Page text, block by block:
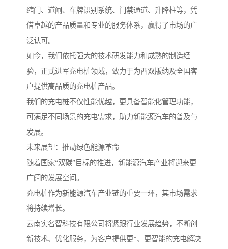
缩门、道闸、车牌识别系统、门禁通道、升降柱等，凭
借卓越的产品质量和专业的服务体系，赢得了市场的广
泛认可。
如今，我们依托强大的技术研发能力和成熟的制造经
验，正式进军充电桩领域，致力于为西双版纳及全国客
户提供高品质的充电桩产品。
我们的充电桩不仅性能优越，更具备智能化管理功能，
可满足不同场景的充电需求，助力新能源汽车的普及与
发展。
未来展望：推动绿色能源革命
随着国家“双碳”目标的推进，新能源汽车产业将迎来更
广阔的发展空间。
充电桩作为新能源汽车产业链的重要一环，其市场需求
将持续增长。
云南实名智科技有限公司将紧跟行业发展趋势，不断创
新技术、优化服务，为客户提供更*、更智能的充电解决